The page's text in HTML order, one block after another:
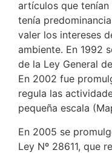
artículos que
tenía
valer los intereses
ambiente. En 1992
de la Ley General
En 2002 fue
regula las
pequeña escala
En 2005 se
Ley Nº 28611, que